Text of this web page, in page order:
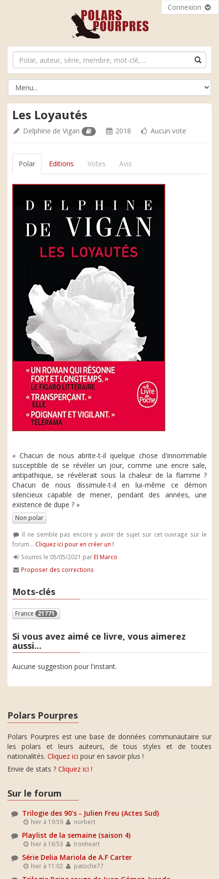
Connexion
Les Loyautés
Delphine de Vigan 2018 Aucun vote
Polar Editions Votes Avis
« Chacun de nous abrite-t-il quelque chose d'innommable
susceptible de se révéler un jour, comme une encre sale,
antipathique, se révélerait sous la chaleur de la flamme ?
Chacun de nous dissimule-t-il en lui-même ce démon
silencieux capable de mener, pendant des années, une
existence de dupe ? »
Non polar
Il ne semble pas encore y avoir de sujet sur cet ouvrage sur le
forum... Cliquez ici pour en créer un !
Soumis le 05/05/2021 par El Marco
Proposer des corrections
Mots-clés
France 21771
Si vous avez aimé ce livre, vous aimerez
aussi...
Aucune suggestion pour l'instant.
Polars Pourpres
Polars Pourpres est une base de données communautaire sur
les polars et leurs auteurs, de tous styles et de toutes
nationalités. Cliquez ici pour en savoir plus !
Envie de stats ? Cliquez ici !
Sur le forum
Trilogie des 90's - Julien Freu (Actes Sud)
hier à 19:59 norbert
Playlist de la semaine (saison 4)
hier à 16:53 Ironheart
Série Delia Mariola de A.F Carter
hier à 11:02 patoche77